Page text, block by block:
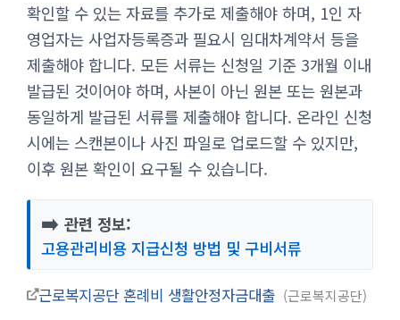
확인할 수 있는 자료를 추가로 제출해야 하며, 1인 자
영업자는 사업자등록증과 필요시 임대차계약서 등을
제출해야 합니다. 모든 서류는 신청일 기준 3개월 이내
발급된 것이어야 하며, 사본이 아닌 원본 또는 원본과
동일하게 발급된 서류를 제출해야 합니다. 온라인 신청
시에는 스캔본이나 사진 파일로 업로드할 수 있지만,
이후 원본 확인이 요구될 수 있습니다.
➡️ 관련 정보:
고용관리비용 지급신청 방법 및 구비서류
근로복지공단 혼례비 생활안정자금대출 근로복지공단